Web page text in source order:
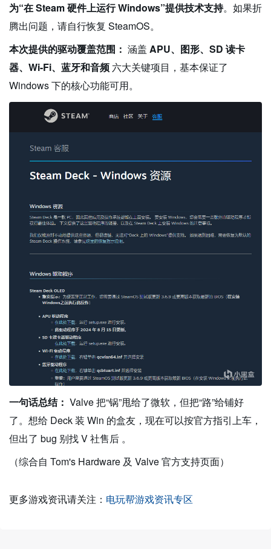
为“在 Steam 硬件上运行 Windows”提供技术支持。如果折
腾出问题，请自行恢复 SteamOS。
本次提供的驱动覆盖范围： 涵盖 APU、图形、SD 读卡
器、Wi-Fi、蓝牙和音频 六大关键项目，基本保证了
Windows 下的核心功能可用。
一句话总结： Valve 把“锅”甩给了微软，但把“路”给铺好
了。想给 Deck 装 Win 的盒友，现在可以按官方指引上车，
但出了 bug 别找 V 社售后 。
（综合自 Tom's Hardware 及 Valve 官方支持页面）
更多游戏资讯请关注： 电玩帮游戏资讯专区